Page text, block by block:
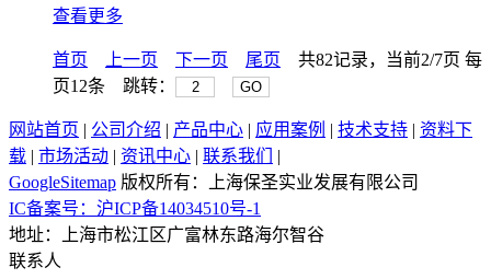
查看更多
首页 上一页 下一页 尾页 共82记录，当前2/7页 每
页12条 跳转：
GO
网站首页 | 公司介绍 | 产品中心 | 应用案例 | 技术支持 | 资料下
载 | 市场活动 | 资讯中心 | 联系我们
|
GoogleSitemap 版权所有：上海保圣实业发展有限公司
IC备案号：沪ICP备14034510号-1
地址：上海市松江区广富林东路海尔智谷
联系人